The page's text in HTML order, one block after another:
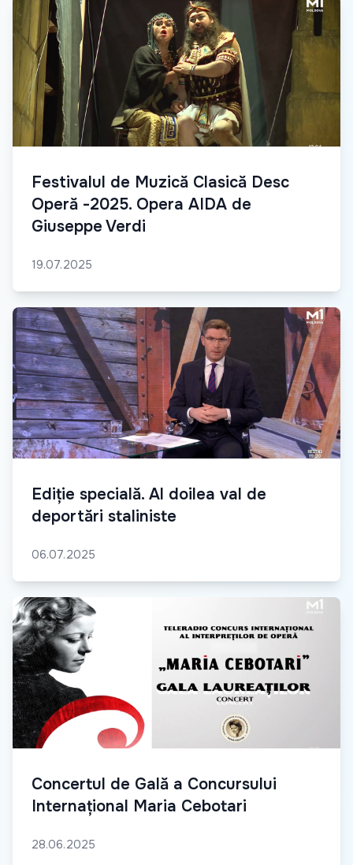
Festivalul de Muzică Clasică Desc
Operă -2025. Opera AIDA de
Giuseppe Verdi
19.07.2025
Ediție specială. Al doilea val de
deportări staliniste
06.07.2025
Concertul de Gală a Concursului
Internațional Maria Cebotari
28.06.2025